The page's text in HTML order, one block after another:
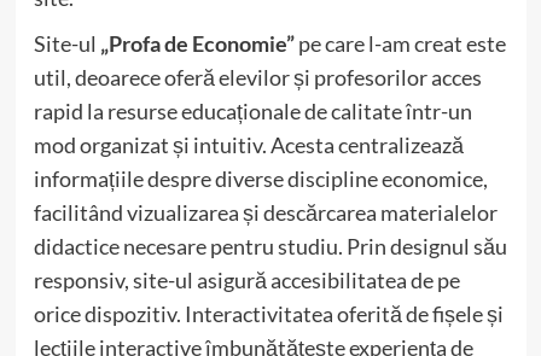
Site-ul „Profa de Economie”pe care l-am creat este
util, deoarece oferă elevilor și profesorilor acces
rapid la resurse educaționale de calitate într-un
mod organizat și intuitiv. Acesta centralizează
informațiile despre diverse discipline economice,
facilitând vizualizarea și descărcarea materialelor
didactice necesare pentru studiu. Prin designul său
responsiv, site-ul asigură accesibilitatea de pe
orice dispozitiv. Interactivitatea oferită de fișele și
lecțiile interactive îmbunătățește experiența de